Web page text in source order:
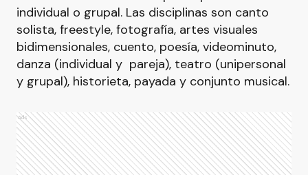
individual o grupal. Las disciplinas son canto
solista, freestyle, fotografía, artes visuales
bidimensionales, cuento, poesía, videominuto,
danza (individual y pareja), teatro (unipersonal
y grupal), historieta, payada y conjunto musical.
Ads